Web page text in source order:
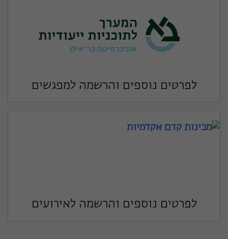
לפרטים נוספים והרשמה למפגשים
לפרטים נוספים והרשמה לאירועים